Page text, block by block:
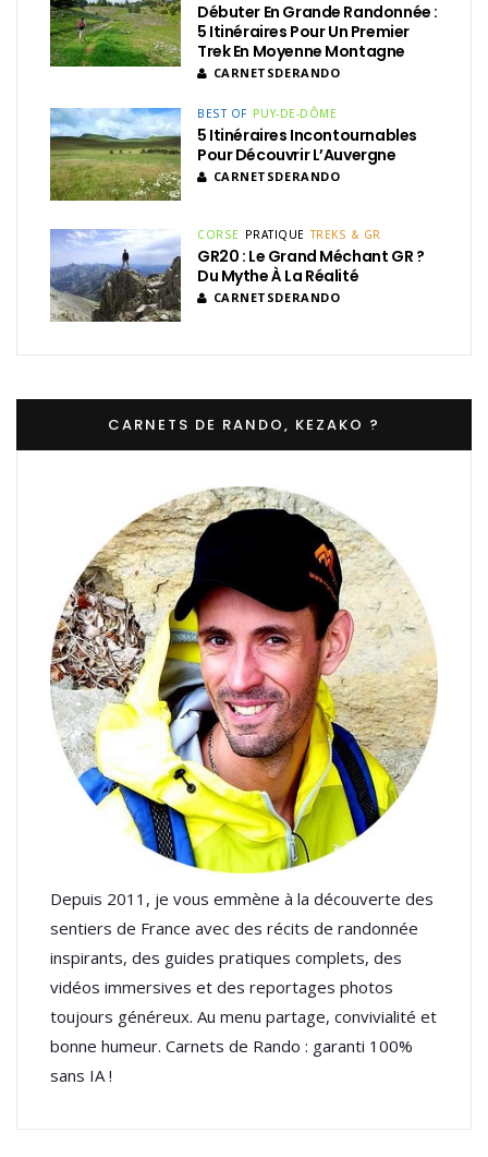
Débuter En Grande Randonnée :
5 Itinéraires Pour Un Premier
Trek En Moyenne Montagne
CARNETSDERANDO
BEST OF PUY-DE-DÔME
5 Itinéraires Incontournables
Pour Découvrir L’Auvergne
CARNETSDERANDO
CORSE PRATIQUE TREKS & GR
GR20 : Le Grand Méchant GR ?
Du Mythe À La Réalité
CARNETSDERANDO
CARNETS DE RANDO, KEZAKO ?
Depuis 2011, je vous emmène à la découverte des
sentiers de France avec des récits de randonnée
inspirants, des guides pratiques complets, des
vidéos immersives et des reportages photos
toujours généreux. Au menu partage, convivialité et
bonne humeur. Carnets de Rando : garanti 100%
sans IA !